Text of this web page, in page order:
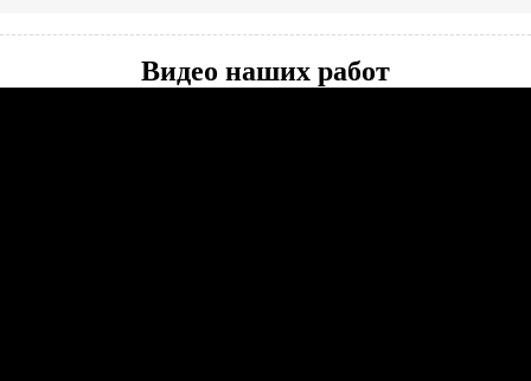
Видео наших работ